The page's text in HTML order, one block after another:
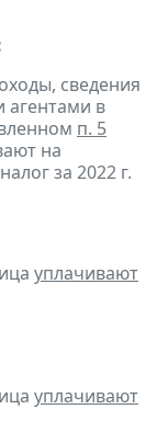
сведения
агентами в
п. 5
на
за 2022 г.
уплачивают
уплачивают